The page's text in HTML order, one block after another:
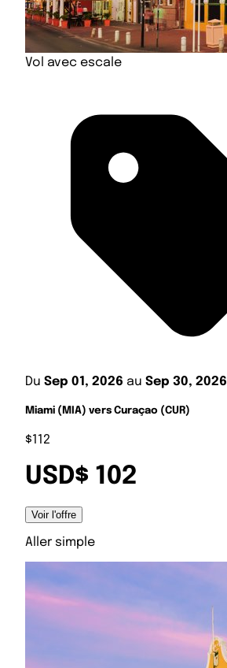
Vol avec escale
Du Sep 01, 2026 au Sep 30, 2026
Miami (MIA) vers Curaçao (CUR)
$112
USD$ 102
Voir l'offre
Aller simple